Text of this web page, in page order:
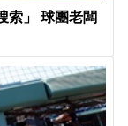
索」 球團老闆